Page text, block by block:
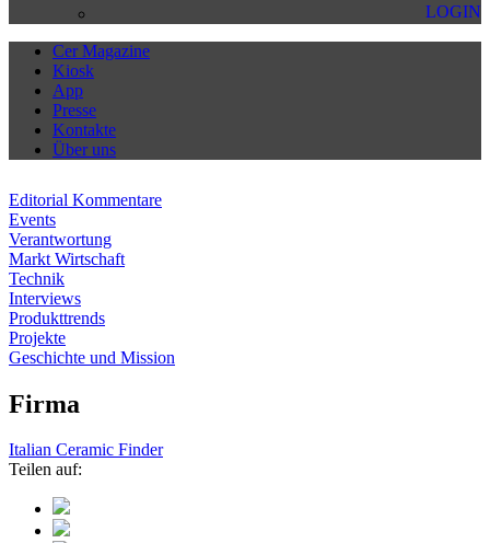
LOGIN
Cer Magazine
Kiosk
App
Presse
Kontakte
Über uns
Editorial Kommentare
Events
Verantwortung
Markt Wirtschaft
Technik
Interviews
Produkttrends
Projekte
Geschichte und Mission
Firma
Italian Ceramic Finder
Teilen auf: